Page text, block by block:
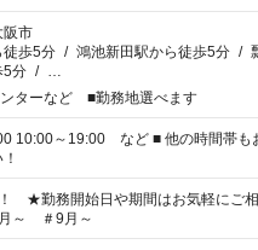
阪市
徒歩5分 / 鴻池新田駅から徒歩5分 /
5分 / …
ターなど ■勤務地選べます
19:00 など ■ 他の時間帯もお気軽にご相
★勤務開始日や期間はお気軽にご
～ ＃9月～